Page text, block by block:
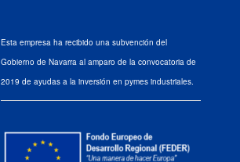
Esta empresa ha recibido una subvención del
Gobierno de Navarra al amparo de la convocatoria de
2019 de ayudas a la inversión en pymes industriales.